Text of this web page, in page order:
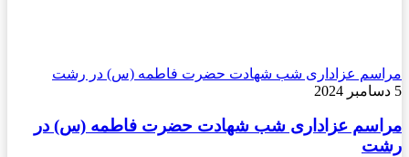
مراسم عزاداری شب شهادت حضرت فاطمه (س) در رشت
5 دسامبر 2024
مراسم عزاداری شب شهادت حضرت فاطمه (س) در
رشت